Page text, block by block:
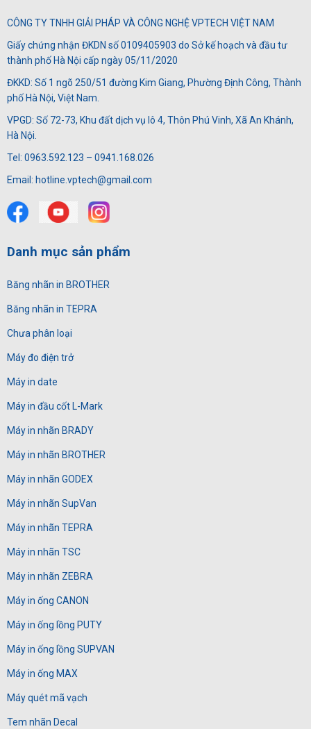
CÔNG TY TNHH GIẢI PHÁP VÀ CÔNG NGHỆ VPTECH VIỆT NAM
Giấy chứng nhận ĐKDN số 0109405903 do Sở kế hoạch và đầu tư
thành phố Hà Nội cấp ngày 05/11/2020
ĐKKD: Số 1 ngõ 250/51 đường Kim Giang, Phường Định Công, Thành
phố Hà Nội, Việt Nam.
VPGD: Số 72-73, Khu đất dịch vụ lô 4, Thôn Phú Vinh, Xã An Khánh,
Hà Nội.
Tel: 0963.592.123 – 0941.168.026
Email: hotline.vptech@gmail.com
Danh mục sản phẩm
Băng nhãn in BROTHER
Băng nhãn in TEPRA
Chưa phân loại
Máy đo điện trở
Máy in date
Máy in đầu cốt L-Mark
Máy in nhãn BRADY
Máy in nhãn BROTHER
Máy in nhãn GODEX
Máy in nhãn SupVan
Máy in nhãn TEPRA
Máy in nhãn TSC
Máy in nhãn ZEBRA
Máy in ống CANON
Máy in ống lồng PUTY
Máy in ống lồng SUPVAN
Máy in ống MAX
Máy quét mã vạch
Tem nhãn Decal